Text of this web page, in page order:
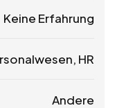
Keine Erfahrung
HR
Andere